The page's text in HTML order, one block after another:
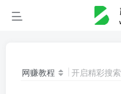
网赚教程 开启精彩搜索